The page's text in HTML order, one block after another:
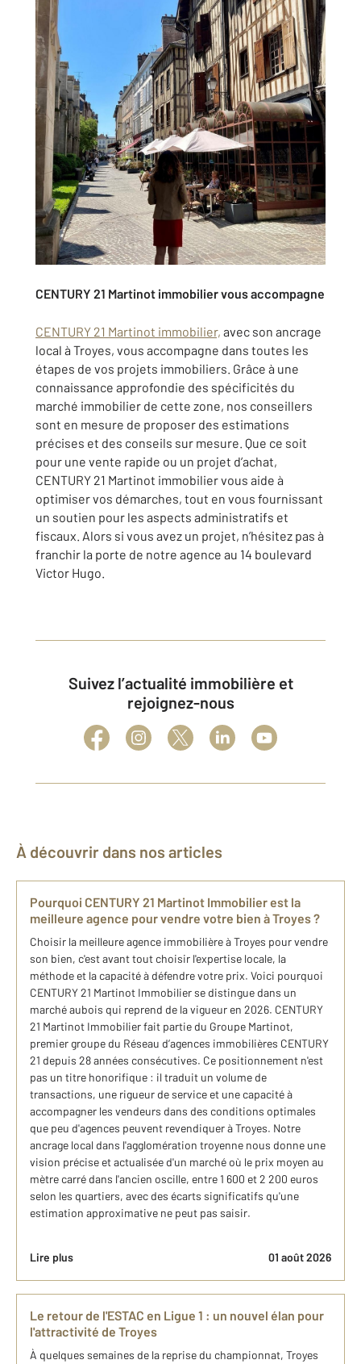
CENTURY 21 Martinot immobilier vous accompagne
CENTURY 21 Martinot immobilier, avec son ancrage
local à Troyes, vous accompagne dans toutes les
étapes de vos projets immobiliers. Grâce à une
connaissance approfondie des spécificités du
marché immobilier de cette zone, nos conseillers
sont en mesure de proposer des estimations
précises et des conseils sur mesure. Que ce soit
pour une vente rapide ou un projet d’achat,
CENTURY 21 Martinot immobilier vous aide à
optimiser vos démarches, tout en vous fournissant
un soutien pour les aspects administratifs et
fiscaux. Alors si vous avez un projet, n’hésitez pas à
franchir la porte de notre agence au 14 boulevard
Victor Hugo.
Suivez l’actualité immobilière et
rejoignez-nous
À découvrir dans nos articles
Pourquoi CENTURY 21 Martinot Immobilier est la
meilleure agence pour vendre votre bien à Troyes ?
Choisir la meilleure agence immobilière à Troyes pour vendre
son bien, c'est avant tout choisir l'expertise locale, la
méthode et la capacité à défendre votre prix. Voici pourquoi
CENTURY 21 Martinot Immobilier se distingue dans un
marché aubois qui reprend de la vigueur en 2026. CENTURY
21 Martinot Immobilier fait partie du Groupe Martinot,
premier groupe du Réseau d’agences immobilières CENTURY
21 depuis 28 années consécutives. Ce positionnement n'est
pas un titre honorifique : il traduit un volume de
transactions, une rigueur de service et une capacité à
accompagner les vendeurs dans des conditions optimales
que peu d'agences peuvent revendiquer à Troyes. Notre
ancrage local dans l'agglomération troyenne nous donne une
vision précise et actualisée d'un marché où le prix moyen au
mètre carré dans l'ancien oscille, entre 1 600 et 2 200 euros
selon les quartiers, avec des écarts significatifs qu'une
estimation approximative ne peut pas saisir.
Lire plus 01 août 2026
Le retour de l'ESTAC en Ligue 1 : un nouvel élan pour
l'attractivité de Troyes
À quelques semaines de la reprise du championnat, Troyes